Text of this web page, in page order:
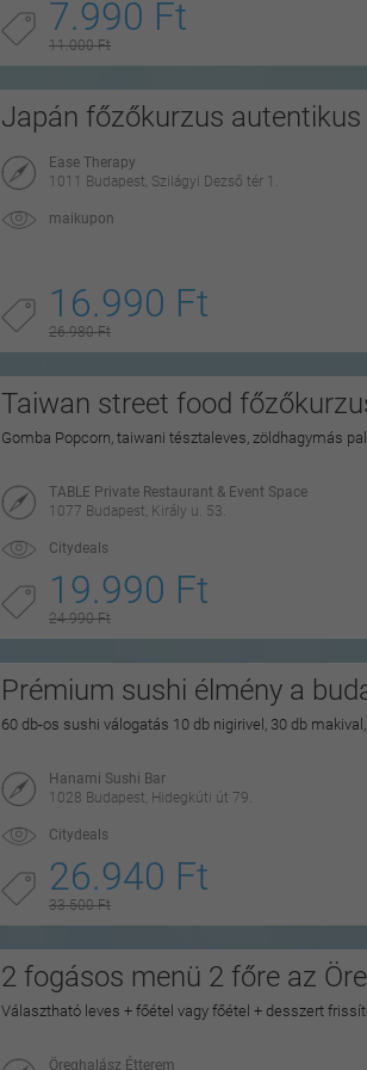
7.990 Ft
11.000 Ft
Japán főzőkurzus autentikus
Ease Therapy
1011 Budapest, Szilágyi Dezső tér 1.
maikupon
16.990 Ft
26.980 Ft
Taiwan street food
Gomba Popcorn, taiwani tésztaleves, zöldhagymás
TABLE Private Restaurant & Event Space
1077 Budapest, Király u. 53.
Citydeals
19.990 Ft
24.990 Ft
Prémium sushi élmény a
60 db-os sushi válogatás 10 db nigirivel, 30 db
Hanami Sushi Bar
1028 Budapest, Hidegkúti út 79.
Citydeals
26.940 Ft
33.500 Ft
2 fogásos menü 2 főre az
Választható leves + főétel vagy főétel + desszert
Öreghalász Étterem